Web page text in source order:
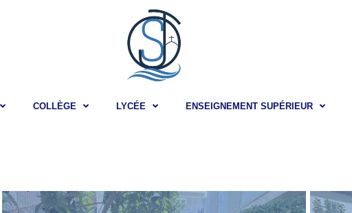
COLLÈGE LYCÉE ENSEIGNEMENT SUPÉRIEUR